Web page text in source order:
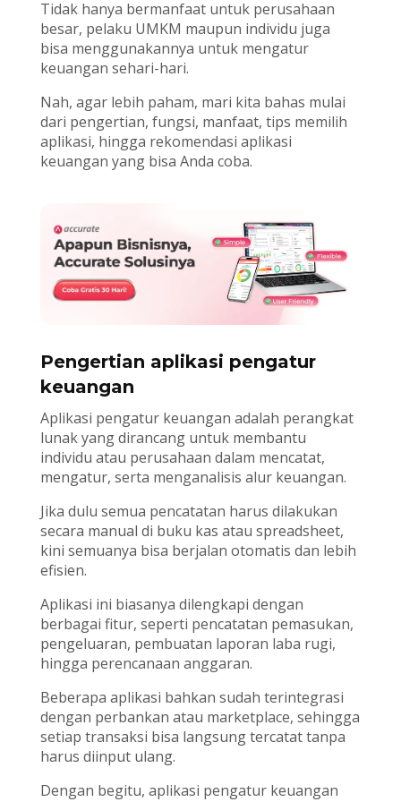
Tidak hanya bermanfaat untuk perusahaan
besar, pelaku UMKM maupun individu juga
bisa menggunakannya untuk mengatur
keuangan sehari-hari.
Nah, agar lebih paham, mari kita bahas mulai
dari pengertian, fungsi, manfaat, tips memilih
aplikasi, hingga rekomendasi aplikasi
keuangan yang bisa Anda coba.
Pengertian aplikasi pengatur
keuangan
Aplikasi pengatur keuangan adalah perangkat
lunak yang dirancang untuk membantu
individu atau perusahaan dalam mencatat,
mengatur, serta menganalisis alur keuangan.
Jika dulu semua pencatatan harus dilakukan
secara manual di buku kas atau spreadsheet,
kini semuanya bisa berjalan otomatis dan lebih
efisien.
Aplikasi ini biasanya dilengkapi dengan
berbagai fitur, seperti pencatatan pemasukan,
pengeluaran, pembuatan laporan laba rugi,
hingga perencanaan anggaran.
Beberapa aplikasi bahkan sudah terintegrasi
dengan perbankan atau marketplace, sehingga
setiap transaksi bisa langsung tercatat tanpa
harus diinput ulang.
Dengan begitu, aplikasi pengatur keuangan